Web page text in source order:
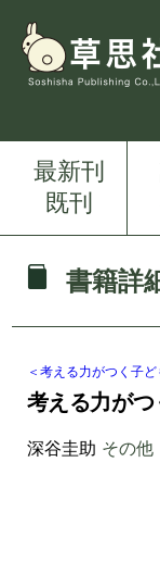
最新刊
既刊
書籍詳
＜考える力がつく子ど
考える力がつ
深谷圭助 その他